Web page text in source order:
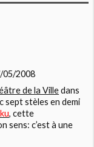
05/2008
de la Villedans
sept stèles en demi
, cette
sens: c’est à une